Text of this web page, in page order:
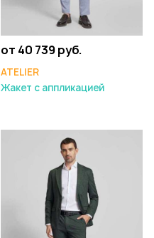
от 40 739 руб.
ATELIER
Жакет с аппликацией